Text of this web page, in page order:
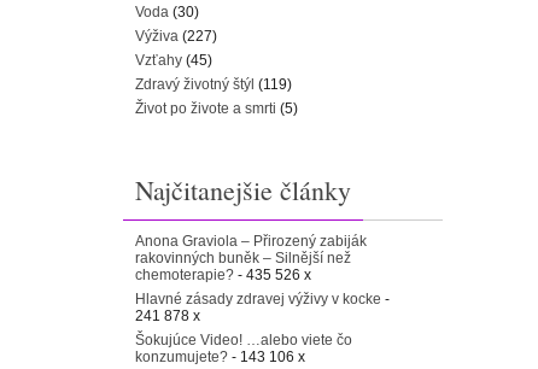
Voda (30)
Výživa (227)
Vzťahy (45)
Zdravý životný štýl (119)
Život po živote a smrti (5)
Najčitanejšie články
Anona Graviola – Přirozený zabiják
rakovinných buněk – Silnější než
chemoterapie? - 435 526 x
Hlavné zásady zdravej výživy v kocke -
241 878 x
Šokujúce Video! …alebo viete čo
konzumujete? - 143 106 x